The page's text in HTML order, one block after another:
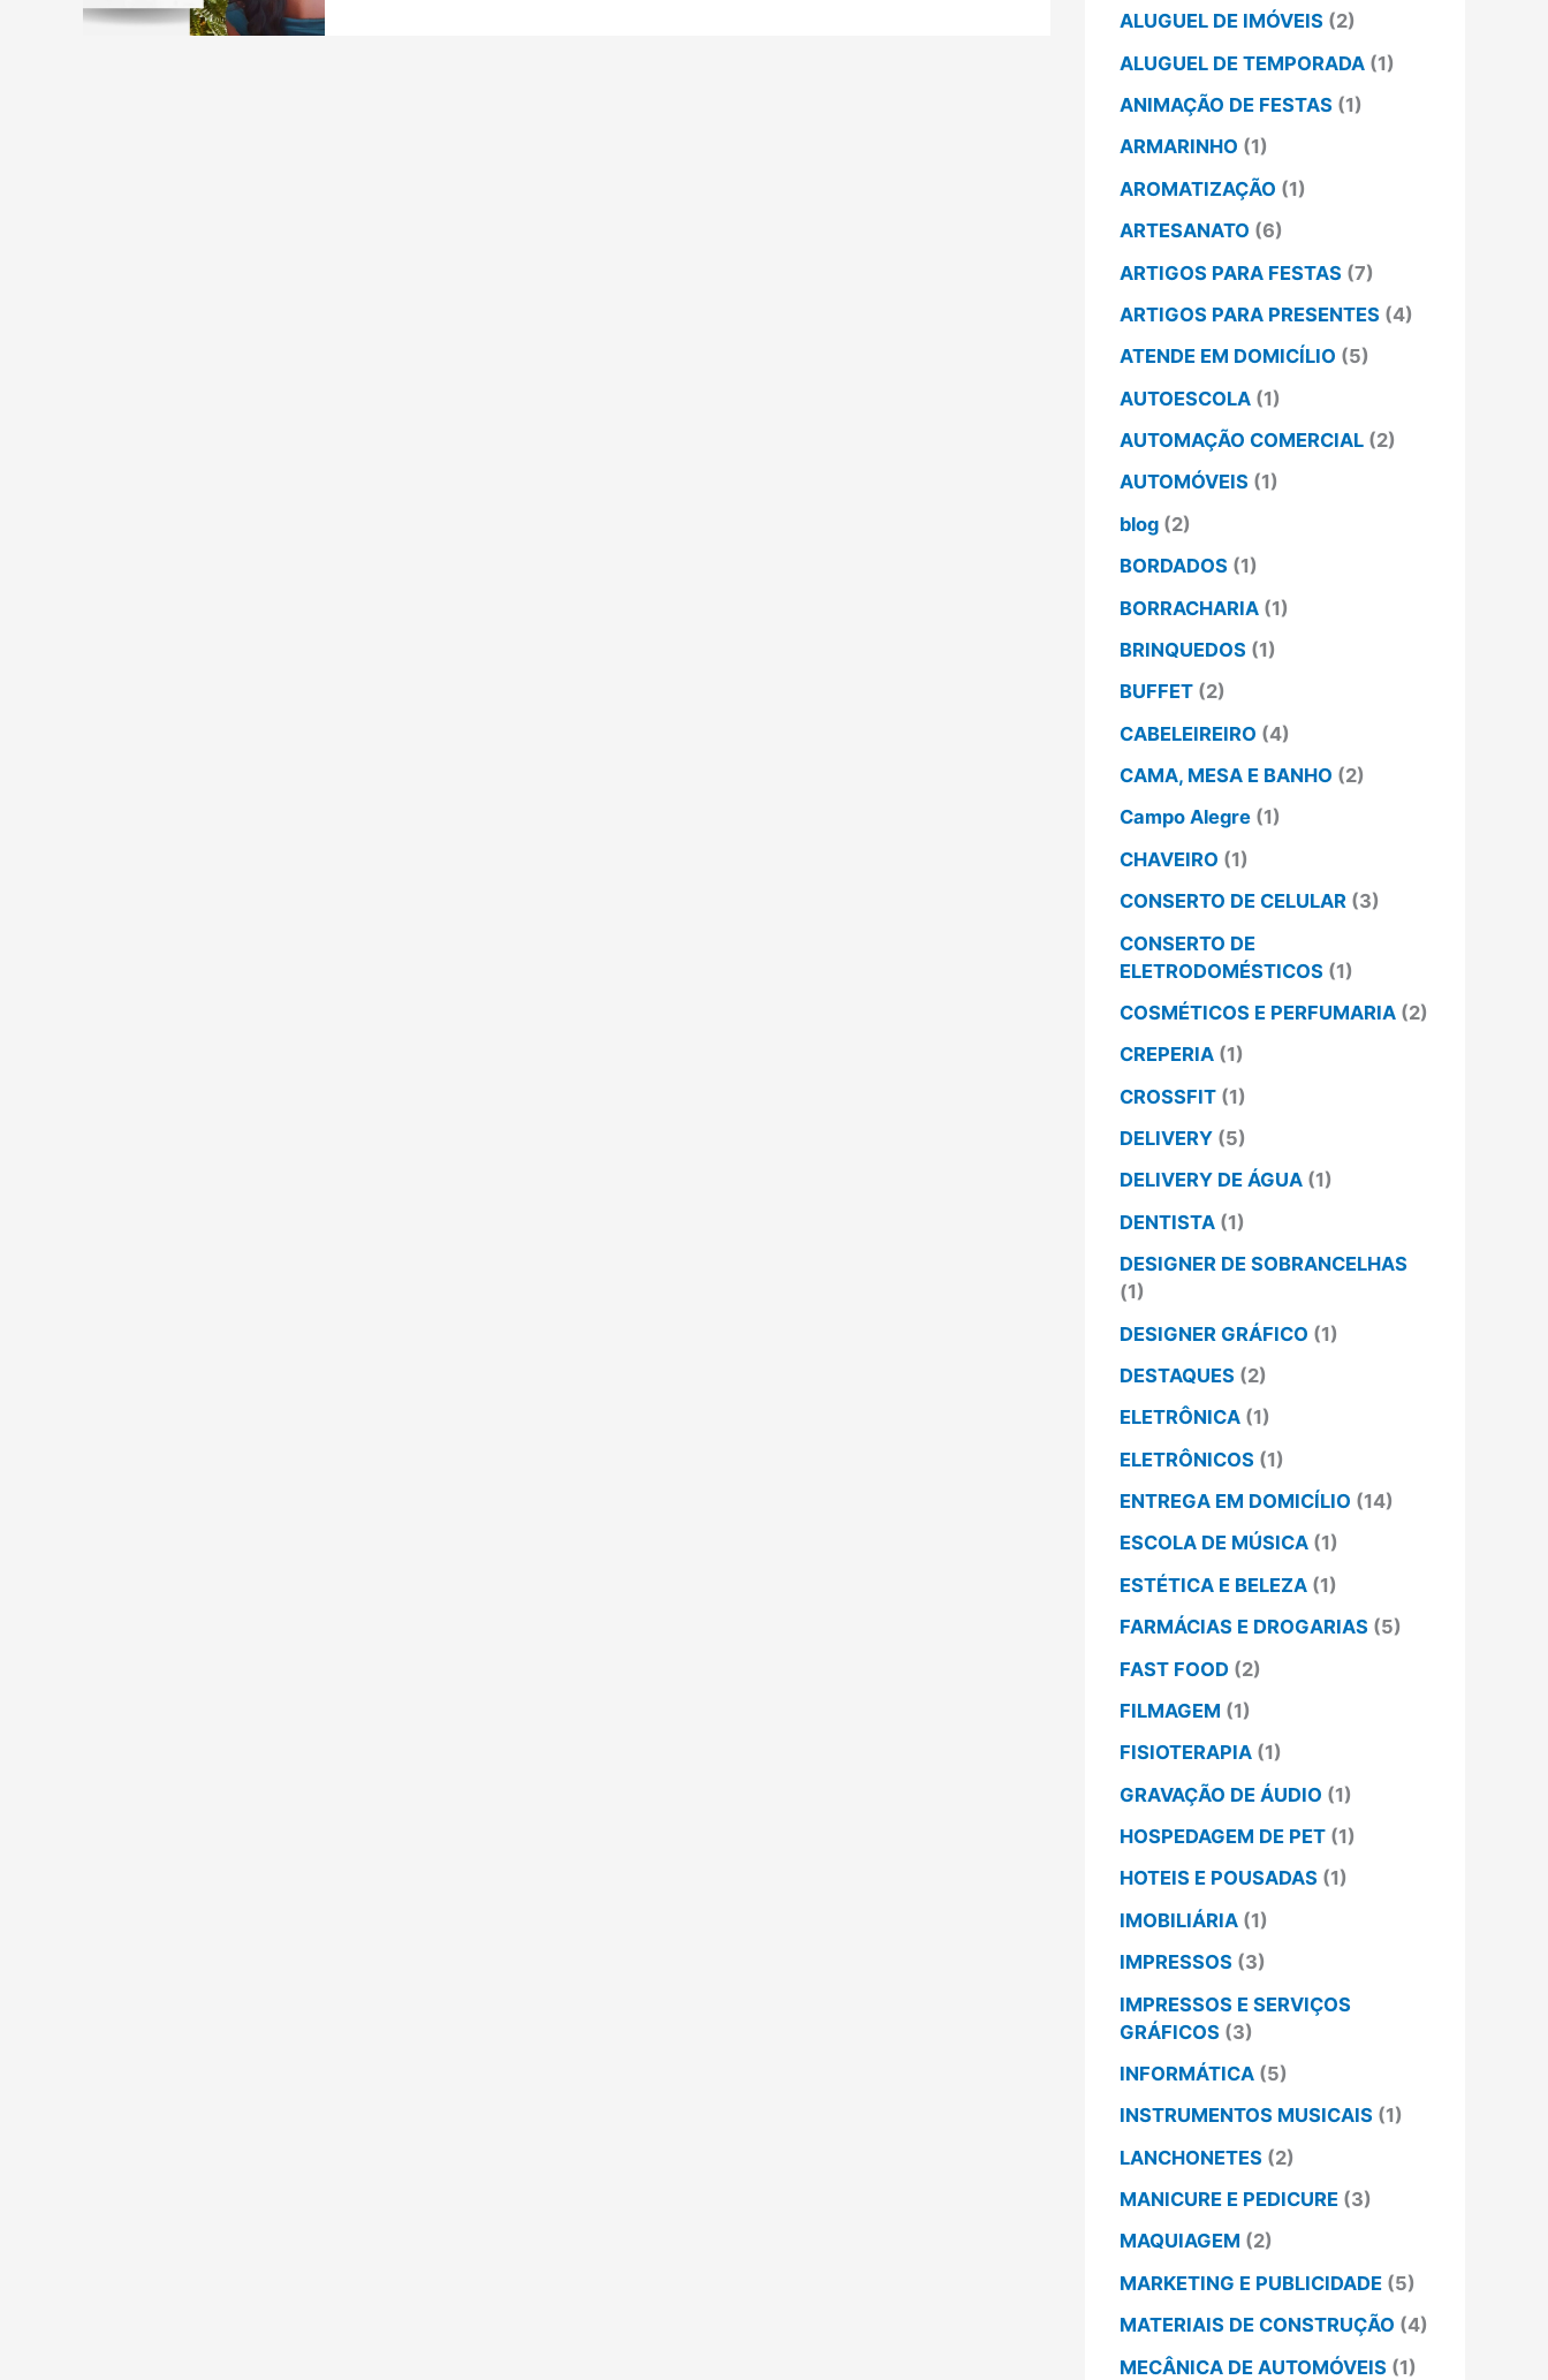
ALUGUEL DE IMÓVEIS (2)
ALUGUEL DE TEMPORADA (1)
ANIMAÇÃO DE FESTAS (1)
ARMARINHO (1)
AROMATIZAÇÃO (1)
ARTESANATO (6)
ARTIGOS PARA FESTAS (7)
ARTIGOS PARA PRESENTES (4)
ATENDE EM DOMICÍLIO (5)
AUTOESCOLA (1)
AUTOMAÇÃO COMERCIAL (2)
AUTOMÓVEIS (1)
blog (2)
BORDADOS (1)
BORRACHARIA (1)
BRINQUEDOS (1)
BUFFET (2)
CABELEIREIRO (4)
CAMA, MESA E BANHO (2)
Campo Alegre (1)
CHAVEIRO (1)
CONSERTO DE CELULAR (3)
CONSERTO DE
ELETRODOMÉSTICOS (1)
COSMÉTICOS E PERFUMARIA (2)
CREPERIA (1)
CROSSFIT (1)
DELIVERY (5)
DELIVERY DE ÁGUA (1)
DENTISTA (1)
DESIGNER DE SOBRANCELHAS
(1)
DESIGNER GRÁFICO (1)
DESTAQUES (2)
ELETRÔNICA (1)
ELETRÔNICOS (1)
ENTREGA EM DOMICÍLIO (14)
ESCOLA DE MÚSICA (1)
ESTÉTICA E BELEZA (1)
FARMÁCIAS E DROGARIAS (5)
FAST FOOD (2)
FILMAGEM (1)
FISIOTERAPIA (1)
GRAVAÇÃO DE ÁUDIO (1)
HOSPEDAGEM DE PET (1)
HOTEIS E POUSADAS (1)
IMOBILIÁRIA (1)
IMPRESSOS (3)
IMPRESSOS E SERVIÇOS
GRÁFICOS (3)
INFORMÁTICA (5)
INSTRUMENTOS MUSICAIS (1)
LANCHONETES (2)
MANICURE E PEDICURE (3)
MAQUIAGEM (2)
MARKETING E PUBLICIDADE (5)
MATERIAIS DE CONSTRUÇÃO (4)
MECÂNICA DE AUTOMÓVEIS (1)